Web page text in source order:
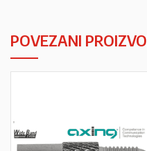
POVEZANI